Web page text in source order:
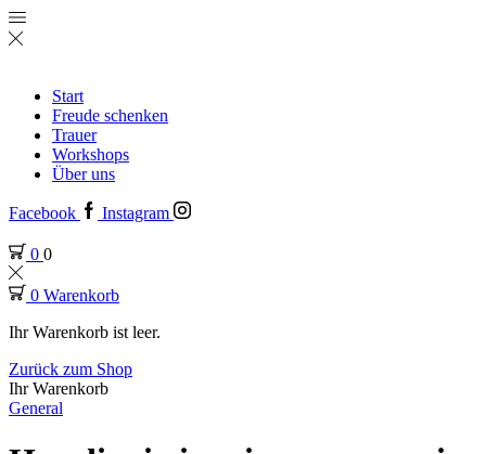
Start
Freude schenken
Trauer
Workshops
Über uns
Facebook Instagram
0 0
0 Warenkorb
Ihr Warenkorb ist leer.
Zurück zum Shop
Ihr Warenkorb
General